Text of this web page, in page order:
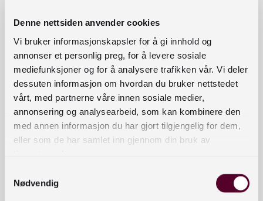
Denne nettsiden anvender cookies
Vi bruker informasjonskapsler for å gi innhold og
annonser et personlig preg, for å levere sosiale
mediefunksjoner og for å analysere trafikken vår. Vi deler
dessuten informasjon om hvordan du bruker nettstedet
vårt, med partnerne våre innen sosiale medier,
annonsering og analysearbeid, som kan kombinere den
med annen informasjon du har gjort tilgjengelig for dem,
eller som de har samlet inn gjennom din bruk av
Nødvendig
HISTORIER
SAMLINGEN
Dramatikk på
tusen meters
100 år siden ferden over
Nordpolen med luftskipet
«Norge»